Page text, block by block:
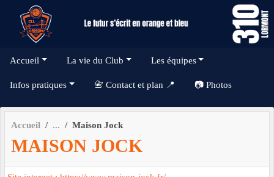
Accueil La vie du Club Les équipes
Infos pratiques 📇 Contact et plan 📍 📷 Photos
Accueil Maison Jock
MAISON JOCK
Panneau de gestion des cookies